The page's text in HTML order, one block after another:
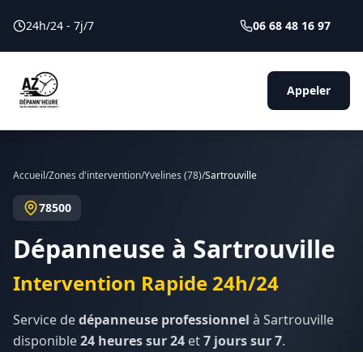
24h/24 - 7j/7 06 68 48 16 97
Appeler
Accueil/Zones d'intervention/Yvelines (78)/Sartrouville
78500
Dépanneuse à Sartrouville
Intervention Rapide 24h/24
Service dedépanneuse professionnel à Sartrouville
disponible24 heures sur 24 et7 jours sur 7.